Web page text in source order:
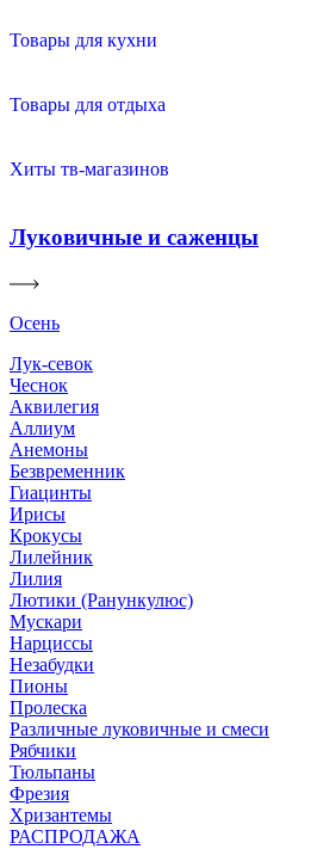
Товары для кухни
Товары для отдыха
Хиты тв-магазинов
Луковичные и саженцы
Осень
Лук-севок
Чеснок
Аквилегия
Аллиум
Анемоны
Безвременник
Гиацинты
Ирисы
Крокусы
Лилейник
Лилия
Лютики (Ранункулюс)
Мускари
Нарцисcы
Незабудки
Пионы
Пролеска
Различные луковичные и смеси
Рябчики
Тюльпаны
Фрезия
Хризантемы
РАСПРОДАЖА